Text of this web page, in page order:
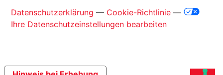
Datenschutzerklärung — Cookie-Richtlinie —
Ihre Datenschutzeinstellungen bearbeiten